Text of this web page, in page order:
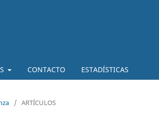
CONTACTO ESTADÍSTICAS
/ ARTÍCULOS